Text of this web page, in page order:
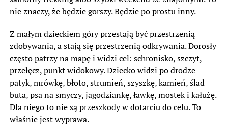
nie znaczy, że będzie gorszy. Będzie po prostu inny.
Z małym dzieckiem góry przestają być przestrzenią
zdobywania, a stają się przestrzenią odkrywania. Dorosły
często patrzy na mapę i widzi cel: schronisko, szczyt,
przełęcz, punkt widokowy. Dziecko widzi po drodze
patyk, mrówkę, błoto, strumień, szyszkę, kamień, ślad
buta, psa na smyczy, jagodziankę, ławkę, mostek i kałużę.
Dla niego to nie są przeszkody w dotarciu do celu. To
właśnie jest wyprawa.